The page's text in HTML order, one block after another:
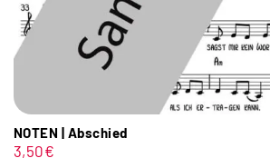
NOTEN | Abschied
3,50€